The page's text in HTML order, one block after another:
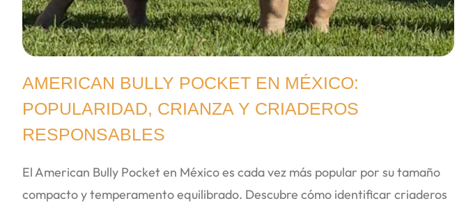
AMERICAN BULLY POCKET EN MÉXICO:
POPULARIDAD, CRIANZA Y CRIADEROS
RESPONSABLES
El American Bully Pocket en México es cada vez más popular por su tamaño
compacto y temperamento equilibrado. Descubre cómo identificar criaderos